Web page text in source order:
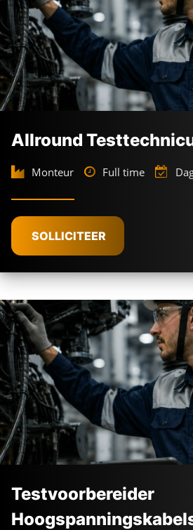
Allround
Monteur Full time
SOLLICITEER
Testvoorbereider